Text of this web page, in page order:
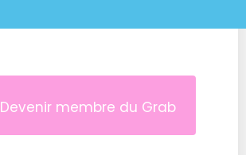
Devenir membre du Grab